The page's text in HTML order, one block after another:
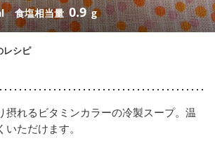
食塩相当量0.9 g
レシピ
摂れるビタミンカラーの冷製スープ。温
ただけます。